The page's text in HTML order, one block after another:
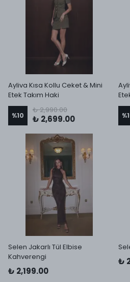
Ayliva Kısa Kollu Ceket & Mini
Etek Takım Haki
%10
₺ 2,990.00
₺ 2,699.00 %
Selen Jakarlı Tül Elbise
Kahverengi
₺ 2,199.00
₺